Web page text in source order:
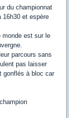
du championnat
16h30 et espère
monde est sur le
parcours sans
pas laisser
gonflés à bloc car